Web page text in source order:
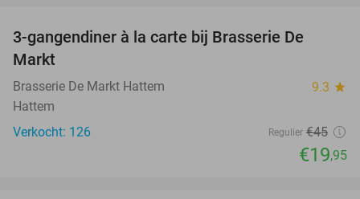
3-gangendiner à la carte bij Brasserie De
Markt
Brasserie De Markt Hattem 9.3 star
Hattem
Verkocht: 126
Regulier €45
€19,95